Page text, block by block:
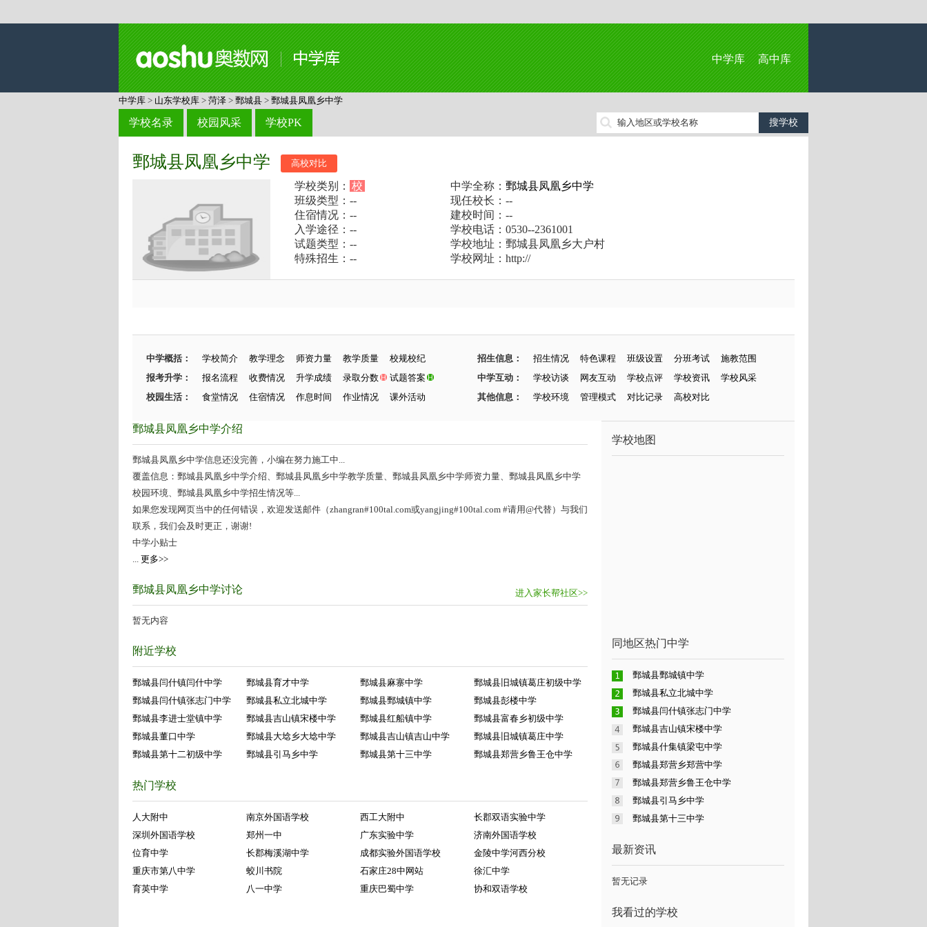
中学库 高中库
中学库 > 山东学校库 > 菏泽 > 鄄城县 > 鄄城县凤凰乡中学
学校名录 校园风采 学校PK
鄄城县凤凰乡中学 高校对比
学校类别： 校 中学全称： 鄄城县凤凰乡中学
班级类型：--
现任校长：--
住宿情况：--
建校时间：--
入学途径：--
学校电话：0530--2361001
试题类型：--
学校地址：鄄城县凤凰乡大户村
特殊招生：--
学校网址：http://
中学概括： 学校简介 教学理念 师资力量 教学质量 校规校纪 招生信息： 招生情况 特色课程 班级设置 分班考试
施教范围
报考升学：
报名流程 收费情况 升学成绩 录取分数 试题答案 中学互动： 学校访谈 网友互动 学校点评 学校资讯
学校风采
校园生活：
食堂情况 住宿情况 作息时间 作业情况 课外活动 其他信息： 学校环境 管理模式 对比记录 高校对比
鄄城县凤凰乡中学介绍
鄄城县凤凰乡中学信息还没完善，小编在努力施工中...
覆盖信息：鄄城县凤凰乡中学介绍、鄄城县凤凰乡中学教学质量、鄄城县凤凰乡中学师资力量、鄄城县凤凰乡中学
校园环境、鄄城县凤凰乡中学招生情况等...
如果您发现网页当中的任何错误，欢迎发送邮件（zhangran#100tal.com或yangjing#100tal.com #请用@代替）与我们
联系，我们会及时更正，谢谢!
中学小贴士
... 更多>>
进入家长帮社区>>
鄄城县凤凰乡中学讨论
暂无内容
附近学校
鄄城县闫什镇闫什中学 鄄城县育才中学 鄄城县麻寨中学
鄄城县旧城镇葛庄初级中学
鄄城县闫什镇张志门中学
鄄城县私立北城中学 鄄城县鄄城镇中学
鄄城县彭楼中学
鄄城县李进士堂镇中学
鄄城县吉山镇宋楼中学 鄄城县红船镇中学
鄄城县富春乡初级中学
鄄城县董口中学
鄄城县大埝乡大埝中学 鄄城县吉山镇吉山中学
鄄城县旧城镇葛庄中学
鄄城县第十二初级中学
鄄城县引马乡中学 鄄城县第十三中学 鄄城县郑营乡鲁王仓中学
热门学校
人大附中 南京外国语学校 西工大附中
长郡双语实验中学
深圳外国语学校
郑州一中 广东实验中学
济南外国语学校
位育中学
长郡梅溪湖中学 成都实验外国语学校
金陵中学河西分校
重庆市第八中学
蛟川书院 石家庄28中网站
徐汇中学
育英中学
八一中学 重庆巴蜀中学 协和双语学校
学校地图
同地区热门中学
鄄城县鄄城镇中学
鄄城县私立北城中学
鄄城县闫什镇张志门中学
鄄城县吉山镇宋楼中学
鄄城县什集镇梁屯中学
鄄城县郑营乡郑营中学
鄄城县郑营乡鲁王仓中学
鄄城县引马乡中学
鄄城县第十三中学
最新资讯
暂无记录
我看过的学校